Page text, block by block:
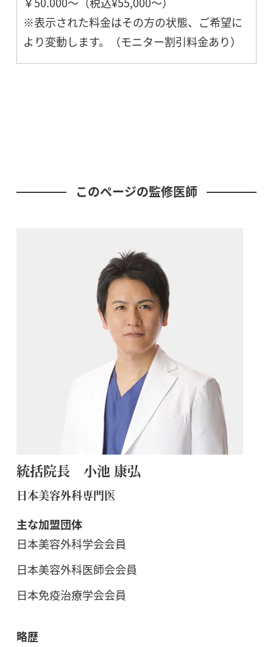
※表示された料金はその方の状態、ご希望に
より変動します。（モニター割引料金あり）
このページの監修医師
統括院長 小池 康弘
日本美容外科専門医
主な加盟団体
日本美容外科学会会員
日本美容外科医師会会員
日本免疫治療学会会員
略歴